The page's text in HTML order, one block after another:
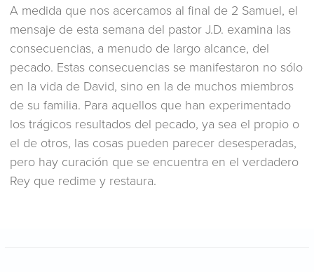
A medida que nos acercamos al final de 2 Samuel, el
mensaje de esta semana del pastor J.D. examina las
consecuencias, a menudo de largo alcance, del
pecado. Estas consecuencias se manifestaron no sólo
en la vida de David, sino en la de muchos miembros
de su familia. Para aquellos que han experimentado
los trágicos resultados del pecado, ya sea el propio o
el de otros, las cosas pueden parecer desesperadas,
pero hay curación que se encuentra en el verdadero
Rey que redime y restaura.